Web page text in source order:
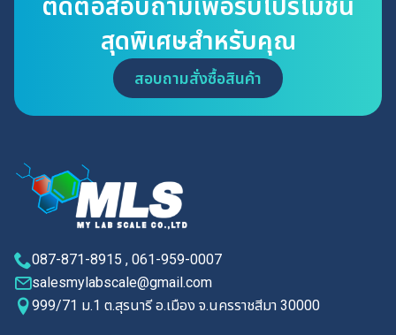
ติดต่อสอบถามเพื่อรับโปรโมชั่น
สุดพิเศษสำหรับคุณ
สอบถามสั่งซื้อสินค้า
087-871-8915 , 061-959-0007
salesmylabscale@gmail.com
999/71 ม.1 ต.สุรนารี อ.เมือง จ.นครราชสีมา 30000